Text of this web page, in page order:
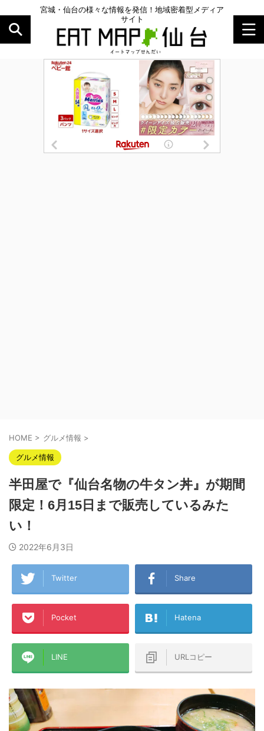
宮城・仙台の様々な情報を発信！地域密着型メディア
サイト
HOME > グルメ情報 >
グルメ情報
半田屋で『仙台名物の牛タン丼』が期間
限定！6月15日まで販売しているみた
い！
2022年6月3日
Twitter Share
Pocket Hatena
LINE URLコピー